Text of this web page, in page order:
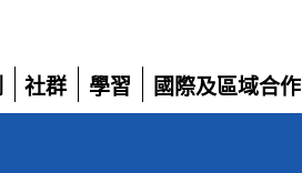
社群
展
學習
展
國際及區域合作
展